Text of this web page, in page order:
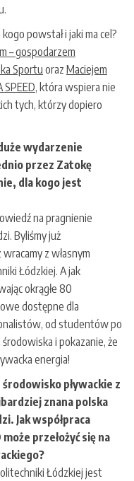
powstał i jaki ma cel?
– gospodarzem
Sportu oraz Maciejem
, która wspiera nie
tych, którzy dopiero
wydarzenie
przez Zatokę
dla kogo jest
na pragnienie
Byliśmy już
z własnym
Łódzkiej. A jak
okrągłe 80
dostępne dla
od studentów po
środowiska i pokazanie, że
energia!
pływackie z
znana polska
Jak współpraca
przełożyć się na
Łódzkiej jest